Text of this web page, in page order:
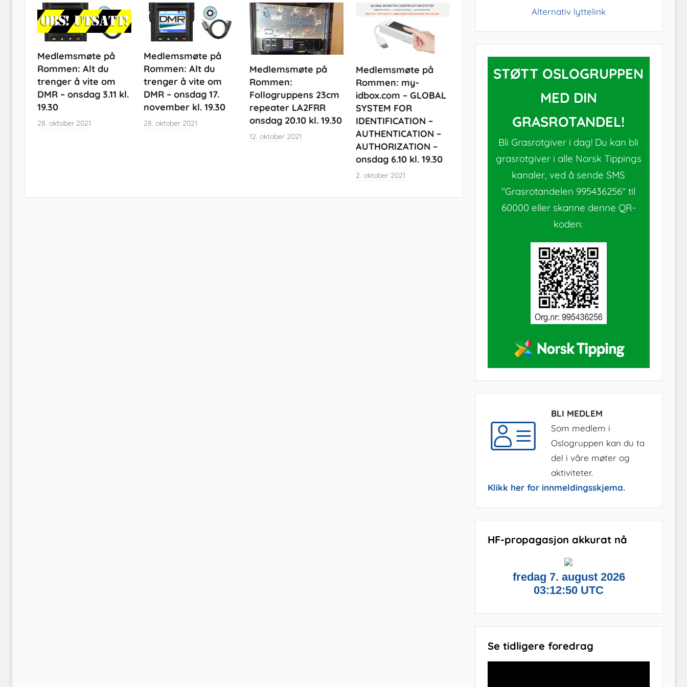
Medlemsmøte på
Rommen: Alt du
trenger å vite om
DMR – onsdag 3.11 kl.
19.30
28. oktober 2021
Medlemsmøte på
Rommen: Alt du
trenger å vite om
DMR – onsdag 17.
november kl. 19.30
28. oktober 2021
Medlemsmøte på
Rommen:
Follogruppens 23cm
repeater LA2FRR
onsdag 20.10 kl. 19.30
12. oktober 2021
Medlemsmøte på
Rommen: my-
idbox.com – GLOBAL
SYSTEM FOR
IDENTIFICATION –
AUTHENTICATION –
AUTHORIZATION –
onsdag 6.10 kl. 19.30
2. oktober 2021
Alternativ lyttelink
STØTT OSLOGRUPPEN
MED DIN
GRASROTANDEL!
Bli Grasrotgiver i dag! Du kan bli
grasrotgiver i alle Norsk Tippings
kanaler, ved å sende SMS
"Grasrotandelen 995436256" til
60000 eller skanne denne QR-
koden:
BLI MEDLEM
Som medlem i
Oslogruppen kan du ta
del i våre møter og
aktiviteter.
Klikk her for innmeldingsskjema.
HF-propagasjon akkurat nå
Se tidligere foredrag